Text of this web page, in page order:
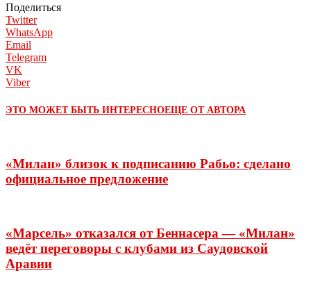
Поделиться
Twitter
WhatsApp
Email
Telegram
VK
Viber
ЭТО МОЖЕТ БЫТЬ ИНТЕРЕСНОЕЩЕ ОТ АВТОРА
«Милан» близок к подписанию Рабьо: сделано
официальное предложение
«Марсель» отказался от Беннасера — «Милан»
ведёт переговоры с клубами из Саудовской
Аравии